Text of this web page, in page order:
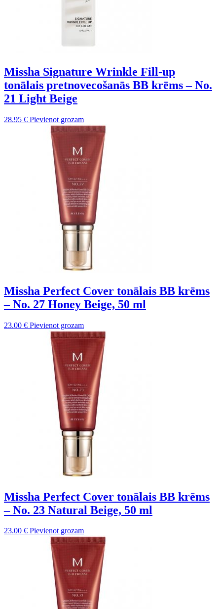
Missha Signature Wrinkle Fill-up
tonālais pretnovecošanās BB krēms – No.
21 Light Beige
28.95 € Pievienot grozam
Missha Perfect Cover tonālais BB krēms
– No. 27 Honey Beige, 50 ml
23.00 € Pievienot grozam
Missha Perfect Cover tonālais BB krēms
– No. 23 Natural Beige, 50 ml
23.00 € Pievienot grozam